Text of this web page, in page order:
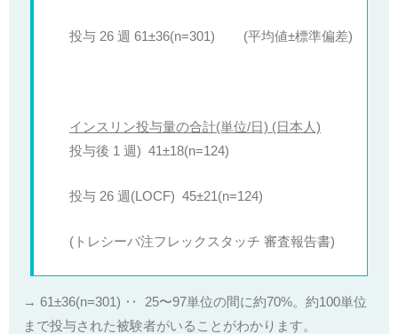
投与 26 週 61±36(n=301) (平均値±標準偏差)
インスリン投与量の合計(単位/日) (日本人)
投与後 1 週) 41±18(n=124)
投与 26 週(LOCF) 45±21(n=124)
(トレシーバ注フレックスタッチ 審査報告書)
→ 61±36(n=301) ‥ 25〜97単位の間に約70%。約100単位
まで投与された被験者がいることがわかります。